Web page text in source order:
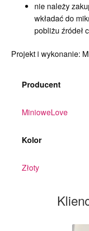
nie należy
wkładać do
pobliżu źródeł
Projekt i wykonanie:
Producent
MinioweLove
Kolor
Złoty